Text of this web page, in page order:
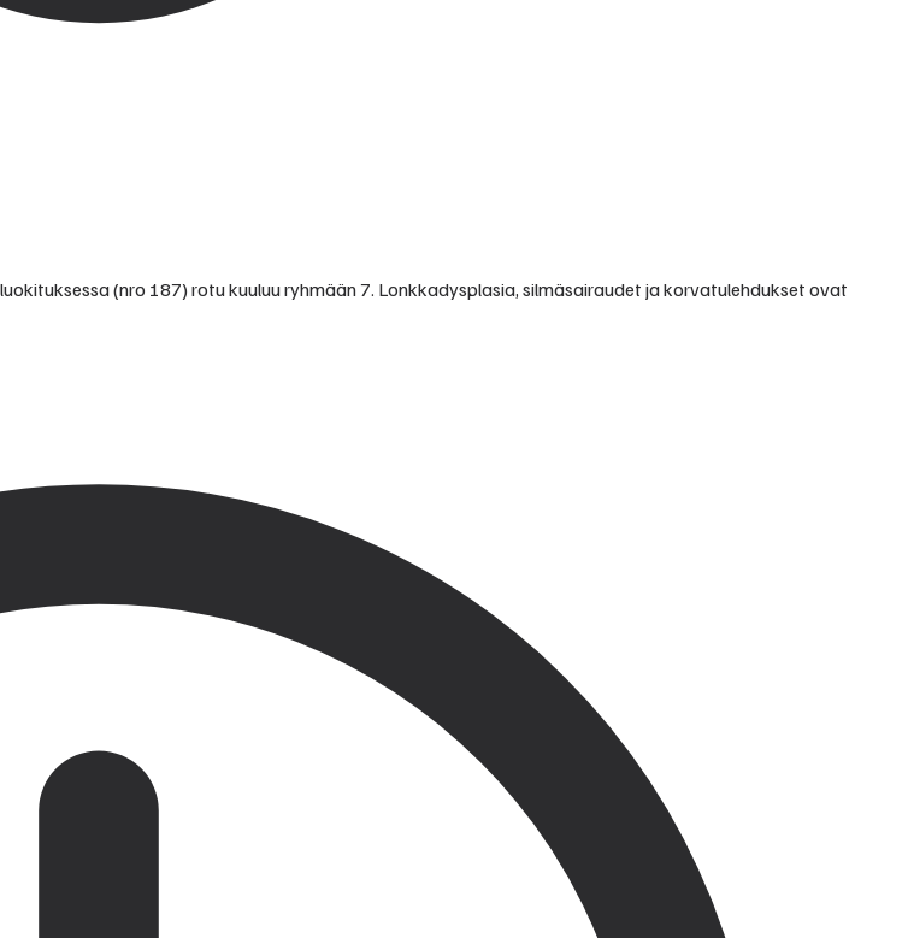
(nro 187) rotu kuuluu ryhmään 7. Lonkkadysplasia, silmäsairaudet ja korvatulehdukset ovat